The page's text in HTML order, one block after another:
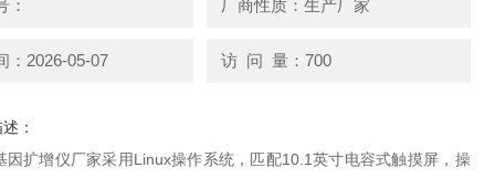
： 厂商性质：生产厂家
：2026-05-07 访 问 量：700
：
因扩增仪厂家采用Linux操作系统，匹配10.1英寸电容式触摸屏，操